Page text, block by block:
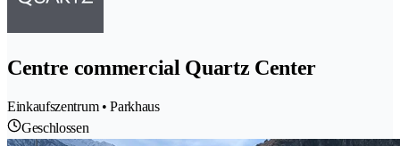
Centre commercial Quartz Center
Einkaufszentrum • Parkhaus
Geschlossen